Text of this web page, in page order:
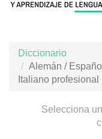
Diccionario
Alemán /
Italiano profesional
Selecciona